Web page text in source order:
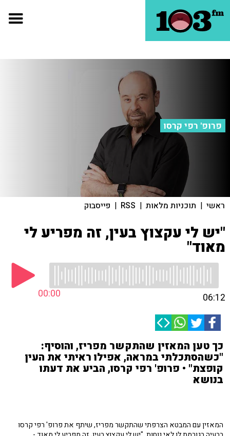
פרופ' רפי קרסו
ראשי | תוכניות מלאות |
RSS
| פייסבוק
"יש לי עקצוץ בעין, זה מפריע לי
מאוד"
00:00 06:12
כך טען המאזין שהתקשר מפריז, והוסיף:
"כשהסתכלתי במראה, אפילו ראיתי את העין
קופצת" • פרופ' רפי קרסו, הביע את דעתו
בנושא
המאזין עם המבטא הצרפתי שהתקשר מפריז, שיתף את פרופ' רפי קרסו